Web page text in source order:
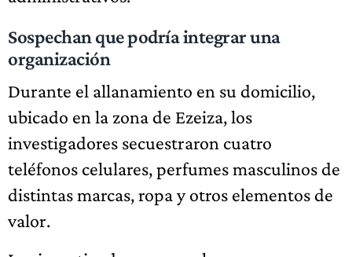
Sospechan que podría integrar una
organización
Durante el allanamiento en su domicilio,
ubicado en la zona de Ezeiza, los
investigadores secuestraron cuatro
teléfonos celulares, perfumes masculinos de
distintas marcas, ropa y otros elementos de
valor.